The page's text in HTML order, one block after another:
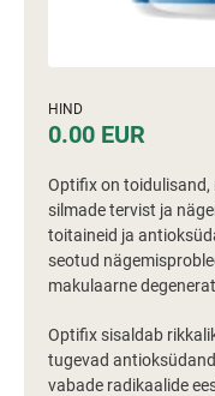
HIND
0.00 EUR
Optifix on
silmade tervist ja
toitaineid ja
seotud
makulaarne
Optifix sisaldab
tugevad
vabade radikaalide